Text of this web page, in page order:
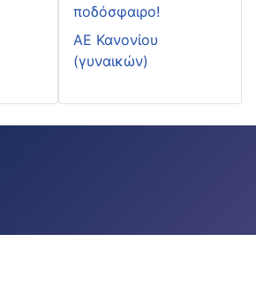
ποδόσφαιρο!
ΑΕ Κανονίου
(γυναικών)